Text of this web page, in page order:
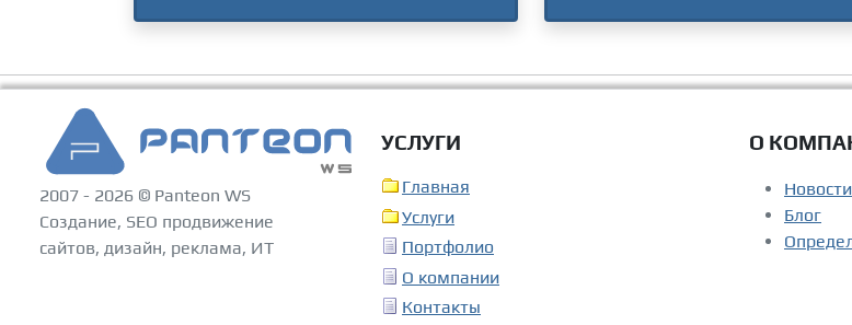
2007 - 2026 © Panteon WS
Создание, SEO продвижение
сайтов, дизайн, реклама, ИТ
УСЛУГИ
Главная
Услуги
Портфолио
О компании
Контакты
О
Новости
Блог